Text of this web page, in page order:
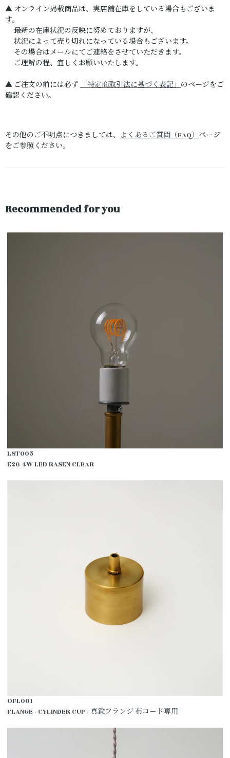
▲ オンライン掲載商品は、実店舗在庫をしている場合もございま
す。
最新の在庫状況の反映に努めておりますが、
状況によって売り切れになっている場合もございます。
その場合はメールにてご連絡をさせていただきます。
ご理解の程、宜しくお願いいたします。
▲ ご注文の前には必ず 「特定商取引法に基づく表記」のページをご
確認ください。
その他のご不明点につきましては、 よくあるご質問（FAQ）ページ
をご参照ください。
Recommended for you
LST005
E26 4W LED RASEN CLEAR
OFL001
FLANGE - CYLINDER CUP / 真鍮フランジ 布コード専用